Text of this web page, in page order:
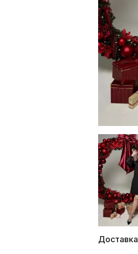
Доставка